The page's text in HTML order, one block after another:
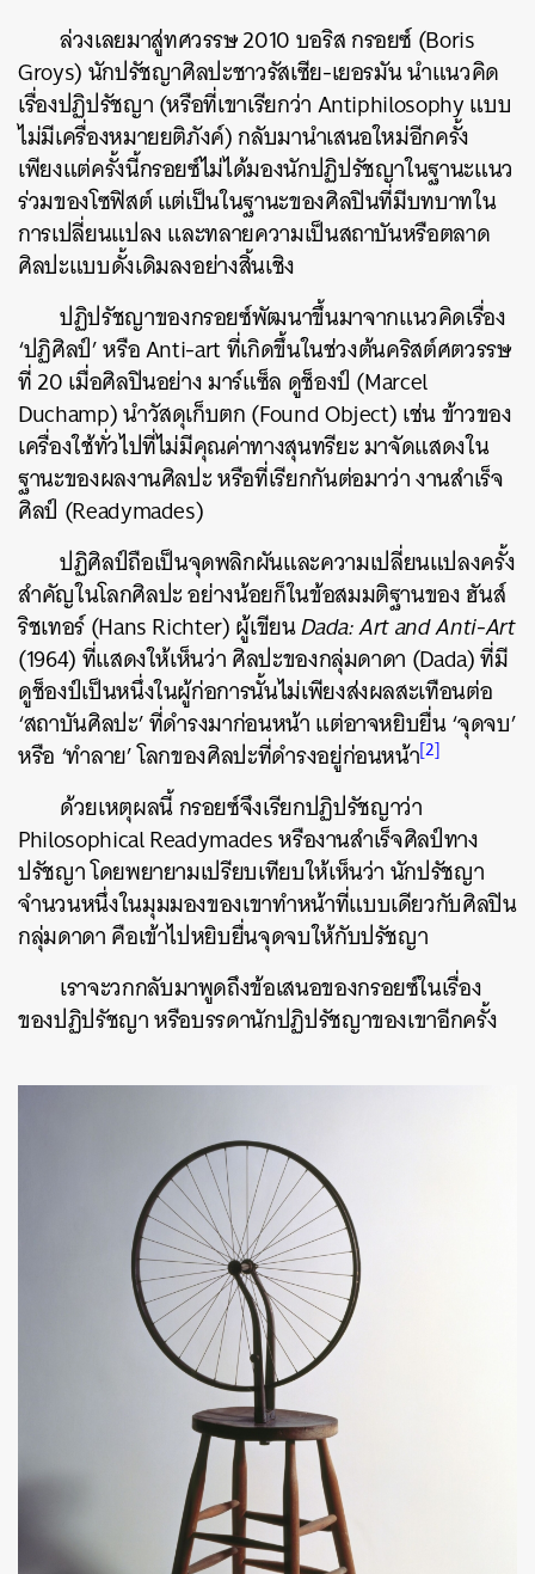
ล่วงเลยมาสู่ทศวรรษ 2010 บอริส กรอยซ์ (Boris
Groys) นักปรัชญาศิลปะชาวรัสเซีย-เยอรมัน นำแนวคิด
เรื่องปฏิปรัชญา (หรือที่เขาเรียกว่า Antiphilosophy แบบ
ไม่มีเครื่องหมายยติภังค์) กลับมานำเสนอใหม่อีกครั้ง
เพียงแต่ครั้งนี้กรอยซ์ไม่ได้มองนักปฏิปรัชญาในฐานะแนว
ร่วมของโซฟิสต์ แต่เป็นในฐานะของศิลปินที่มีบทบาทใน
การเปลี่ยนแปลง และทลายความเป็นสถาบันหรือตลาด
ศิลปะแบบดั้งเดิมลงอย่างสิ้นเชิง
ปฏิปรัชญาของกรอยซ์พัฒนาขึ้นมาจากแนวคิดเรื่อง
‘ปฏิศิลป์’ หรือ Anti-art ที่เกิดขึ้นในช่วงต้นคริสต์ศตวรรษ
ที่ 20 เมื่อศิลปินอย่าง มาร์แซ็ล ดูช็องป์ (Marcel
Duchamp) นำวัสดุเก็บตก (Found Object) เช่น ข้าวของ
เครื่องใช้ทั่วไปที่ไม่มีคุณค่าทางสุนทรียะ มาจัดแสดงใน
ฐานะของผลงานศิลปะ หรือที่เรียกกันต่อมาว่า งานสำเร็จ
ศิลป์ (Readymades)
ปฏิศิลป์ถือเป็นจุดพลิกผันและความเปลี่ยนแปลงครั้ง
สำคัญในโลกศิลปะ อย่างน้อยก็ในข้อสมมติฐานของ ฮันส์
ริชเทอร์ (Hans Richter) ผู้เขียนDada: Art and Anti-Art
(1964) ที่แสดงให้เห็นว่า ศิลปะของกลุ่มดาดา (Dada) ที่มี
ดูช็องป์เป็นหนึ่งในผู้ก่อการนั้นไม่เพียงส่งผลสะเทือนต่อ
‘สถาบันศิลปะ’ ที่ดำรงมาก่อนหน้า แต่อาจหยิบยื่น ‘จุดจบ’
หรือ ‘ทำลาย’ โลกของศิลปะที่ดำรงอยู่ก่อนหน้า[2]
ด้วยเหตุผลนี้ กรอยซ์จึงเรียกปฏิปรัชญาว่า
Philosophical Readymades หรืองานสำเร็จศิลป์ทาง
ปรัชญา โดยพยายามเปรียบเทียบให้เห็นว่า นักปรัชญา
จำนวนหนึ่งในมุมมองของเขาทำหน้าที่แบบเดียวกับศิลปิน
กลุ่มดาดา คือเข้าไปหยิบยื่นจุดจบให้กับปรัชญา
เราจะวกกลับมาพูดถึงข้อเสนอของกรอยซ์ในเรื่อง
ของปฏิปรัชญา หรือบรรดานักปฏิปรัชญาของเขาอีกครั้ง